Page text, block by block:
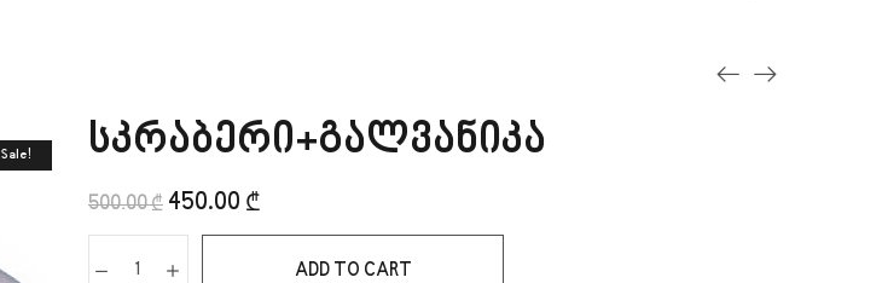
Sale! სკრაბერი+გალვანიკა
500.00₾ 450.00 ₾
ADD TO CART